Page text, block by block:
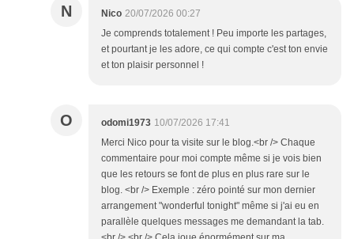
N Nico 20/07/2026 00:27
Je comprends totalement ! Peu importe les partages,
et pourtant je les adore, ce qui compte c'est ton envie
et ton plaisir personnel !
O odomi1973 10/07/2026 17:41
Merci Nico pour ta visite sur le blog.<br /> Chaque
commentaire pour moi compte même si je vois bien
que les retours se font de plus en plus rare sur le
blog. <br /> Exemple : zéro pointé sur mon dernier
arrangement "wonderful tonight" même si j'ai eu en
parallèle quelques messages me demandant la tab.